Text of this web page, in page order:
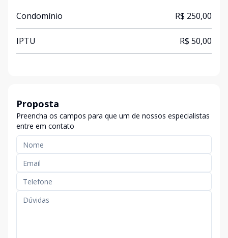
Condomínio R$ 250,00
IPTU R$ 50,00
Proposta
Preencha os campos para que um de nossos especialistas
entre em contato